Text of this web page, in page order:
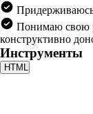
Понимаю свою
конструктивно
Инструменты
HTML